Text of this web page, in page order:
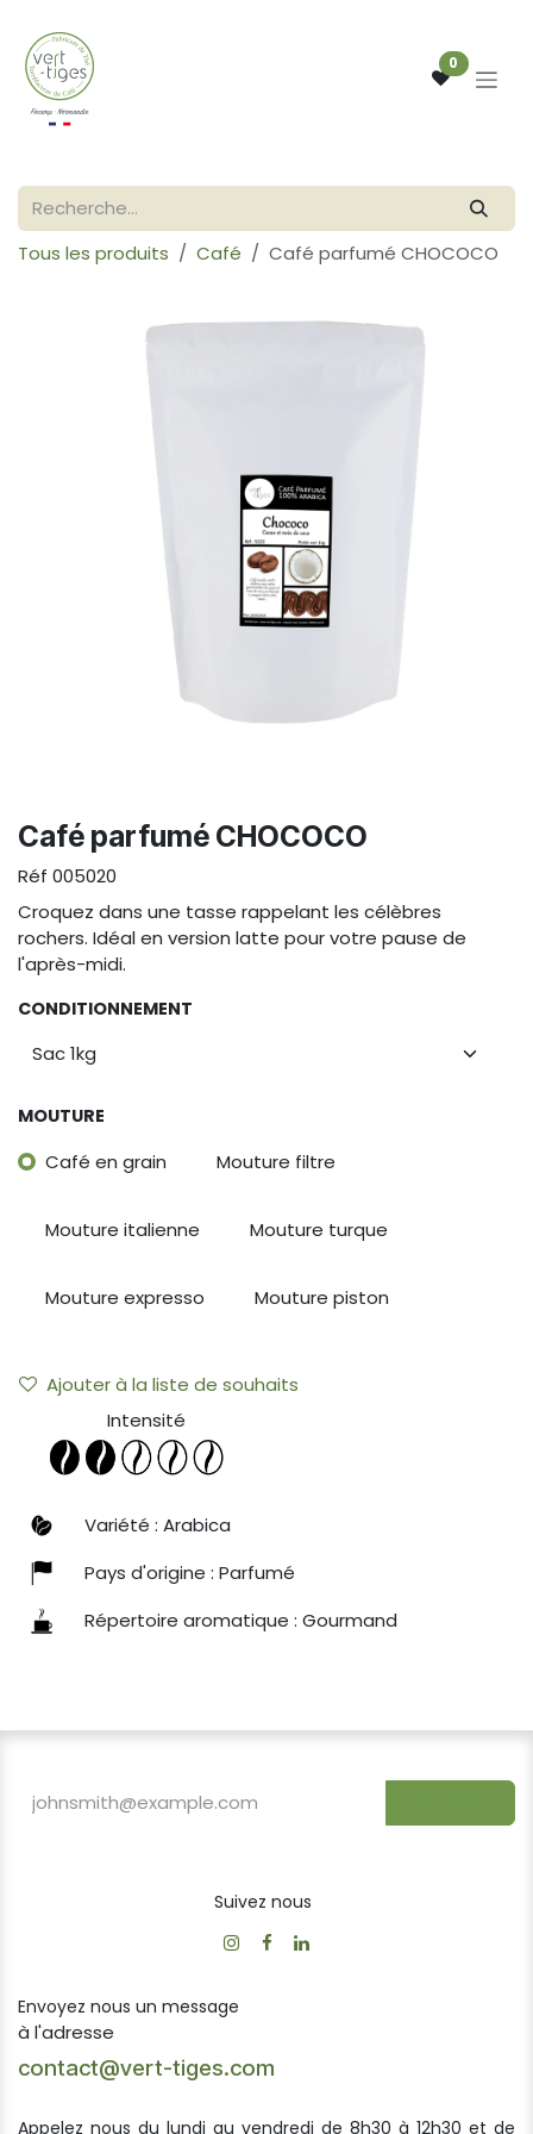
0
Tous les produits Café Café parfumé CHOCOCO
Café parfumé CHOCOCO
Réf 005020
Croquez dans une tasse rappelant les célèbres
rochers. Idéal en version latte pour votre pause de
l'après-midi.
CONDITIONNEMENT
MOUTURE
Café en grain Mouture filtre
Mouture italienne Mouture turque
Mouture expresso Mouture piston
Ajouter à la liste de souhaits
Intensité
Variété : Arabica
Pays d'origine : Parfumé
Répertoire aromatique : Gourmand
Suivez nous
Envoyez nous un message
à l'adresse
contact@vert-tiges.com
Appelez nous du lundi au vendredi de 8h30 à 12h30 et de